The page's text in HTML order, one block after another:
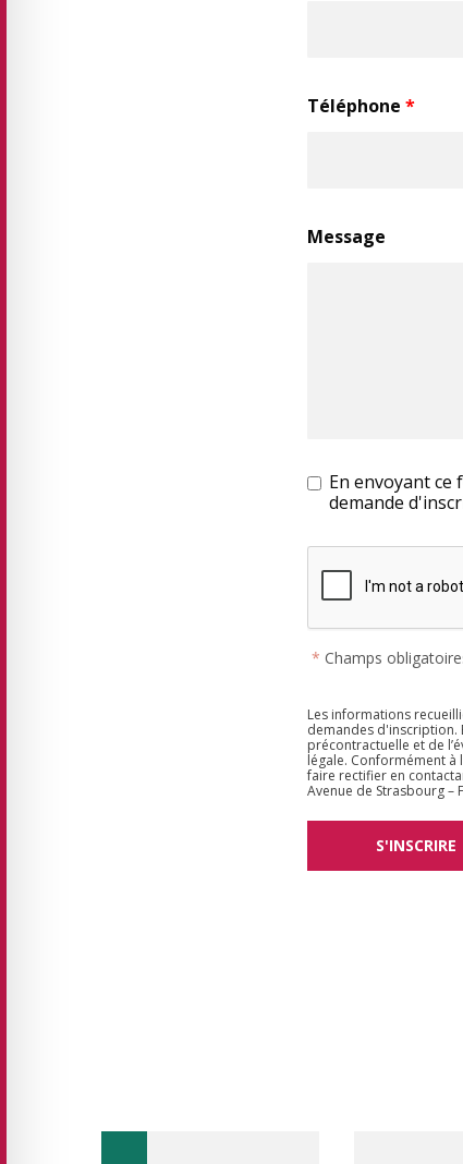
Téléphone *
Message
En envoyant ce
demande
* Champs
Les informations
demandes d'inscription.
précontractuelle et de
légale. Conformément
faire rectifier en
Avenue de Strasbourg –